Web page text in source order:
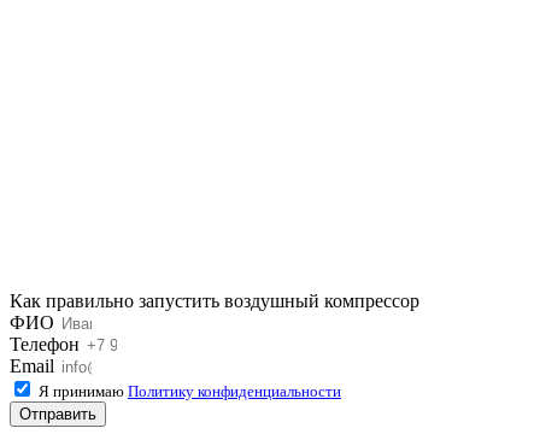
Как правильно запустить воздушный компрессор
ФИО
Телефон
Email
Я принимаю Политику конфиденциальности
Отправить